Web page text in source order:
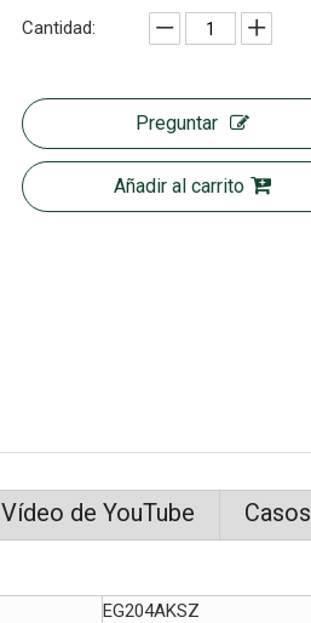
Cantidad:
Preguntar
Añadir al carrito
Vídeo de YouTube Casos
EG204AKSZ